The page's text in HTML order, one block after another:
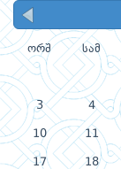
ორშ სამ
3 4
10 11
17 18